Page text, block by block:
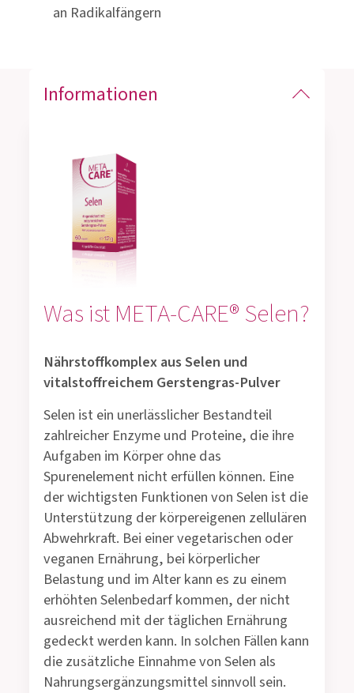
an Radikalfängern
Informationen
Was ist META-CARE® Selen?
Nährstoffkomplex aus Selen und
vitalstoffreichem Gerstengras-Pulver
Selen ist ein unerlässlicher Bestandteil
zahlreicher Enzyme und Proteine, die ihre
Aufgaben im Körper ohne das
Spurenelement nicht erfüllen können. Eine
der wichtigsten Funktionen von Selen ist die
Unterstützung der körpereigenen zellulären
Abwehrkraft. Bei einer vegetarischen oder
veganen Ernährung, bei körperlicher
Belastung und im Alter kann es zu einem
erhöhten Selenbedarf kommen, der nicht
ausreichend mit der täglichen Ernährung
gedeckt werden kann. In solchen Fällen kann
die zusätzliche Einnahme von Selen als
Nahrungsergänzungsmittel sinnvoll sein.